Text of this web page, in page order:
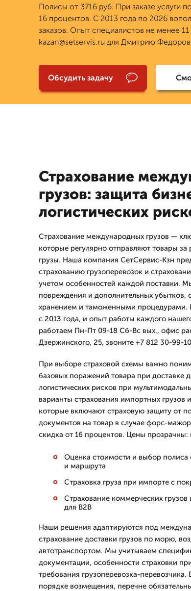
Полисы от 3716 руб. При заказе услуги
16 процентов. С 2013 года по 2026
заказов. Опыт специалистов не менее 11
kazan@setservis.ru для Дмитрию
Обсудить задачу
Страхование
грузов: защита
логистических
Страхование международных грузов —
которые регулярно отправляют товары
грузы. Наша компания СетСервис-Кзн
страхованию грузоперевозок и
учетом особенностей каждой поставки.
повреждения и дополнительных убытков,
хранением и таможенными процедурами.
с 2013 года, и опыт работы каждого
работаем Пн-Пт 09-18 Сб-Вс вых., офис
Дзержинского, 25, звоните +7 812 30-99-
При выборе страховой схемы важно
базовых поражений товара при доставке
логистических рисков при
варианты страхования импортных грузов
которые включают страховую защиту от
документов на товар в случае форс-
скидка от 16 процентов. Цены
Оценка стоимости и выбор полиса
и маршрута
Страховка груза при импорте с
Страхование коммерческих грузов
для B2B
Наши решения адаптируются под
страхование доставки грузов по морю,
автотранспортом. Мы учитываем
документации, особенности страховки
требования грузоперевозка-
порядке возмещения, перечне